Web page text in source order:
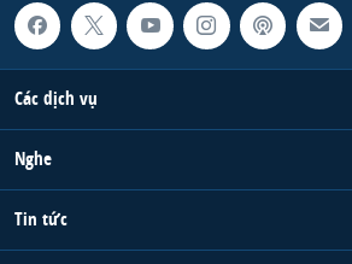
Các dịch vụ
Nghe
Tin tức